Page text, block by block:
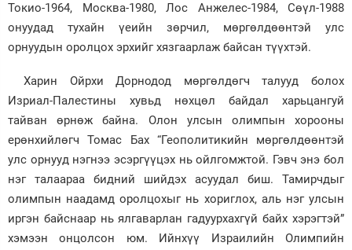
Токио-1964, Москва-1980, Лос Анжелес-1984, Сөүл-1988
онуудад тухайн үеийн зөрчил, мөргөлдөөнтэй улс
орнуудын оролцох эрхийг хязгаарлаж байсан түүхтэй.
Харин Ойрхи Дорнодод мөргөлдөгч талууд болох
Изриал-Палестины хувьд нөхцөл байдал харьцангуй
тайван өрнөж байна. Олон улсын олимпын хорооны
ерөнхийлөгч Томас Бах “Геополитикийн мөргөлдөөнтэй
улс орнууд нэгнээ эсэргүүцэх нь ойлгомжтой. Гэвч энэ бол
нэг талаараа бидний шийдэх асуудал биш. Тамирчдыг
олимпын наадамд оролцохыг нь хориглох, аль нэг улсын
иргэн байснаар нь ялгаварлан гадуурхахгүй байх хэрэгтэй”
хэмээн онцолсон юм. Ийнхүү Израилийн Олимпийн